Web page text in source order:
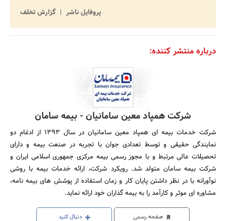
پروفایل ناشر
گزارش تخلف
درباره منتشر کننده:
شرکت همپاد معین سامانیان - بیمه سامان
شرکت خدمات بیمه ای همپاد معین سامانیان در سال 1393 از ادغام دو
نمایندگی حقیقی و توسط تعدادی جوان با تجربه در صنعت بیمه و دارای
تحصیلات عالی مرتبط و با مجوز رسمی بیمه مرکزی جمهوری اسلامی ایران و
شرکت بیمه سامان متولد شد. رویکرد شرکت، ارائه خدمات بیمه با روشی
نوآورانه با در نظر داشتن پایان کار و زمان استفاده از پوشش های بیمه نامه،
مشاوره ای موثر و کارآمد را به بیمه گذاران خود ارائه نماید.
صفحه رسمی دنبال کنید